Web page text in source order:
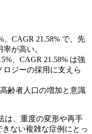
、CAGR 21.58% で、先
が高い。
、CAGR 21.58% は強
ジーの採用に支えら
齢者人口の増加と意識
は、重度の変形や再手
ない複雑な症例にとっ